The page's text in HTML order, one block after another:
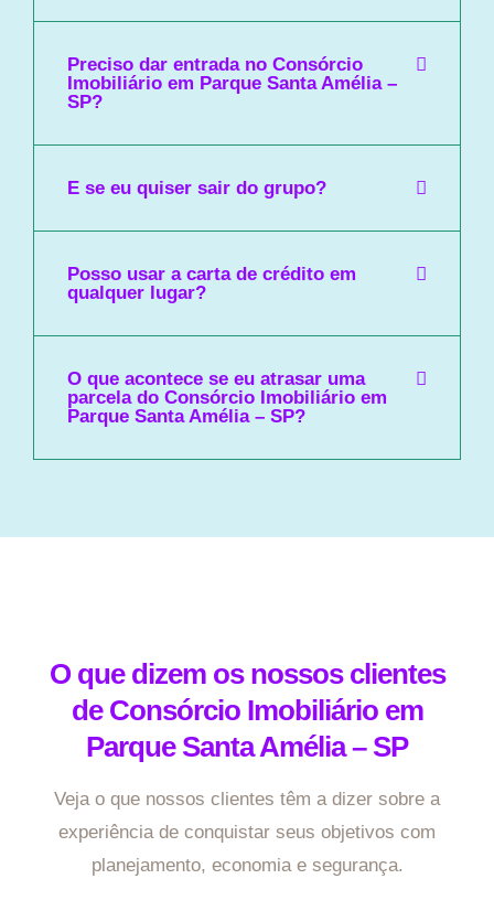
Preciso dar entrada no Consórcio
Imobiliário em Parque Santa Amélia –
SP?
E se eu quiser sair do grupo?
Posso usar a carta de crédito em
qualquer lugar?
O que acontece se eu atrasar uma
parcela do Consórcio Imobiliário em
Parque Santa Amélia – SP?
O que dizem os nossos clientes
de Consórcio Imobiliário em
Parque Santa Amélia – SP
Veja o que nossos clientes têm a dizer sobre a
experiência de conquistar seus objetivos com
planejamento, economia e segurança.